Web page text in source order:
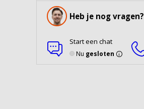
Heb je nog vragen?
Start een chat
Nu gesloten